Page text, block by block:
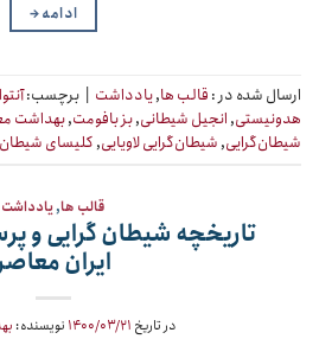
ادامه→
ارسال شده در : قالب ها,یادداشت برچسب:
هدونیستی,انجیل شیطانی,بز بافومت,بهداشت
شیطان‌گرایی,شیطان‌گرایی لاویایی,کلیسای شیطان
قالب ها,یادداشت
تاریخچه شیطان گرایی و
ایران
در تاریخ ۱۴۰۰/۰۳/۲۱ نویسنده: